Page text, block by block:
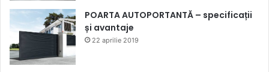
POARTA AUTOPORTANTĂ – specificații
și avantaje
22 aprilie 2019